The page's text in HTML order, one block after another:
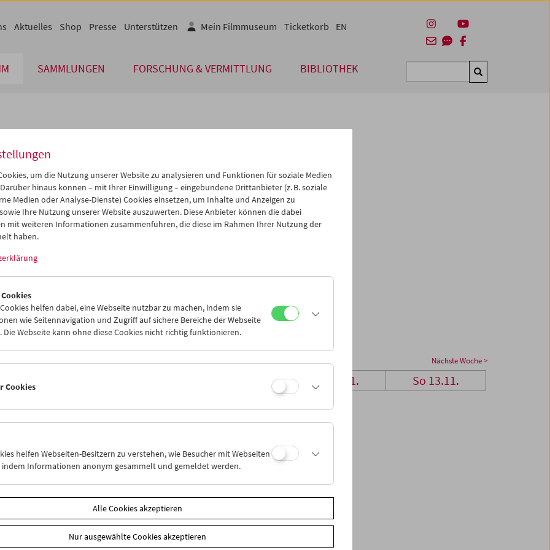
SAMMLUNGEN FORSCHUNG & VERMITTLUNG BIBLIOTHEK Suchen
Aktuelles Shop Presse Unterstützen Mein Filmmuseum Ticketkorb EN
Nov 2011 >>
Mi Do Fr Sa So
02 03 04 05
06
09 10 11 12
13
16 17
23 24
07
iCalender
Programmheft-PDF
English language or subtitles
Nächste Woche >
Mi 9.11. Sa 12.11. So 13.11.
um die Nutzung unserer Website zu analysieren und Funktionen für soziale Medien
hinaus können – mit Ihrer Einwilligung – eingebundene Drittanbieter (z. B. soziale
Medien oder Analyse-Dienste) Cookies einsetzen, um Inhalte und Anzeigen zu
Ihre Nutzung unserer Website auszuwerten. Diese Anbieter können die dabei
mit weiteren Informationen zusammenführen, die diese im Rahmen Ihrer Nutzung der
haben.
helfen dabei, eine Webseite nutzbar zu machen, indem sie
wie Seitennavigation und Zugriff auf sichere Bereiche der Webseite
Die Webseite kann ohne diese Cookies nicht richtig funktionieren.
Cookies
helfen Webseiten-Besitzern zu verstehen, wie Besucher mit Webseiten
indem Informationen anonym gesammelt und gemeldet werden.
Alle Cookies akzeptieren
Nur ausgewählte Cookies akzeptieren